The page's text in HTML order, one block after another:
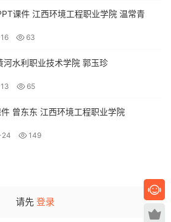
课件 江西环境工程职业学院 温常青
63
河水利职业技术学院 郭玉珍
65
件 曾东东 江西环境工程职业学院
149
请先 登录